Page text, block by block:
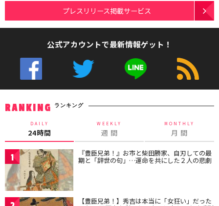
プレスリリース掲載サービス
公式アカウントで最新情報ゲット！
RANKING ランキング
DAILY
24時間
WEEKLY
週 間
MONTHLY
月 間
1 『豊臣兄弟！』お市と柴田勝家、自刃しての最
期と「辞世の句」…運命を共にした２人の悲劇
【豊臣兄弟！】秀吉は本当に「女狂い」だった